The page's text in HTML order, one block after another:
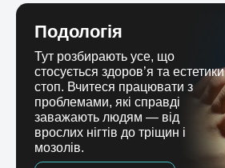
Подологія
Тут розбирають усе, що
стосується здоров’я та естетики
стоп. Вчитеся працювати з
проблемами, які справді
заважають людям — від
врослих нігтів до тріщин і
мозолів.